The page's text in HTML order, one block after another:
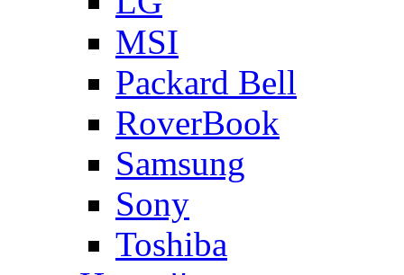
MSI
Packard Bell
RoverBook
Samsung
Sony
Toshiba